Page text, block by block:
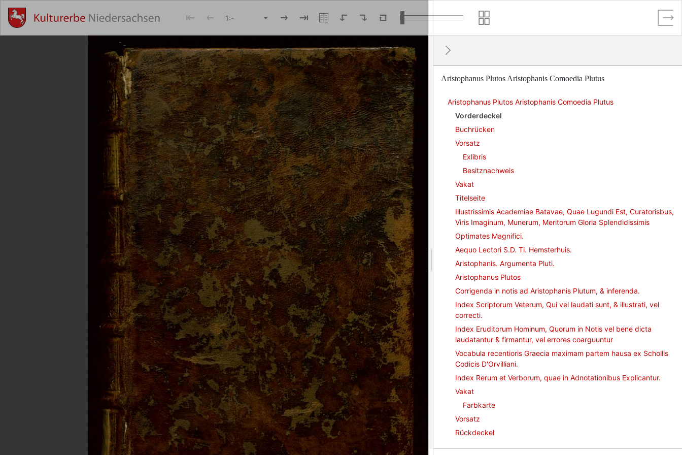
Aristophanus Plutos Aristophanis Comoedia Plutus
Aristophanus Plutos Aristophanis Comoedia Plutus
Vorderdeckel
Buchrücken
Vorsatz
Exlibris
Besitznachweis
Vakat
Titelseite
Illustrissimis Academiae Batavae, Quae Lugundi Est, Curatorisbus,
Viris Imaginum, Munerum, Meritorum Gloria Splendidissimis
Optimates Magnifici.
Aequo Lectori S.D. Ti. Hemsterhuis.
Aristophanis. Argumenta Pluti.
Aristophanus Plutos
Corrigenda in notis ad Aristophanis Plutum, & inferenda.
Index Scriptorum Veterum, Qui vel laudati sunt, & illustrati, vel
correcti.
Index Eruditorum Hominum, Quorum in Notis vel bene dicta
laudatantur & firmantur, vel errores coarguuntur
Vocabula recentioris Graecia maximam partem hausa ex Schollis
Codicis D'Orvilliani.
Index Rerum et Verborum, quae in Adnotationibus Explicantur.
Vakat
Farbkarte
Vorsatz
Rückdeckel